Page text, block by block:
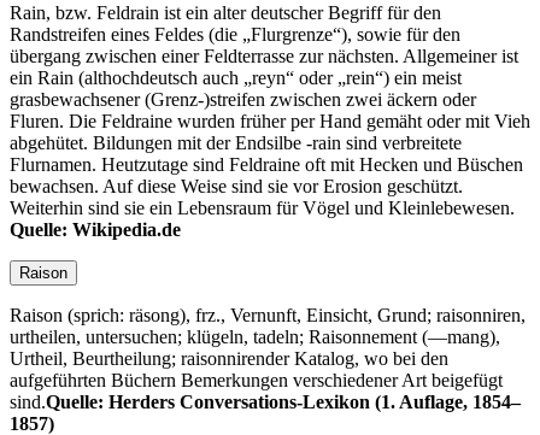
Rain, bzw. Feldrain ist ein alter deutscher Begriff für den
Randstreifen eines Feldes (die
Flurgrenze ), sowie für den
übergang zwischen einer Feldterrasse zur nächsten. Allgemeiner ist
ein Rain (althochdeutsch auch
reyn oder rein ) ein meist
grasbewachsener (Grenz-)streifen zwischen zwei äckern oder
Fluren. Die Feldraine wurden früher per Hand gemäht oder mit Vieh
abgehütet. Bildungen mit der Endsilbe -rain sind verbreitete
Flurnamen. Heutzutage sind Feldraine oft mit Hecken und Büschen
bewachsen. Auf diese Weise sind sie vor Erosion geschützt.
Weiterhin sind sie ein Lebensraum für Vögel und Kleinlebewesen.
Quelle: Wikipedia.de
Raison
Raison (sprich: räsong), frz., Vernunft, Einsicht, Grund; raisonniren,
urtheilen, untersuchen; klügeln, tadeln; Raisonnement (—mang),
Urtheil, Beurtheilung; raisonnirender Katalog, wo bei den
aufgeführten Büchern Bemerkungen verschiedener Art beigefügt
sind.Quelle: Herders Conversations-Lexikon (1. Auflage, 1854–
1857)